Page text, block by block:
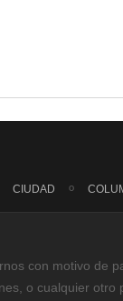
CIUDAD
con motivo de
o cualquier otro